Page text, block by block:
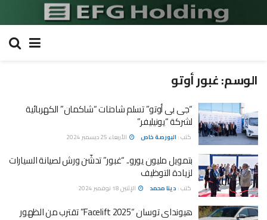
الوسم:غبور أوتو
“جى بى أوتو” تسلم شاحنات “شاكمان” الكهربائية
لشركة “يونيليفر”
كتب : البورصة خاص الأربعاء 25 ديسمبر 2024
بتمويل مليون يورو.. “غبور” تدشّن ورش لصيانة السيارات
لزيادة التوظيف
كتب : دينا محمد الإثنين 18 نوفمبر 2024
هيونداى توسان “2025 Facelift” تقترب من الظهور